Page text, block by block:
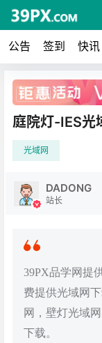
公告 签到 快讯
广告
庭院灯-IES
光域网
DADONG
站长
39PX品学网提
费提供光域网
网，壁灯光域
下载。